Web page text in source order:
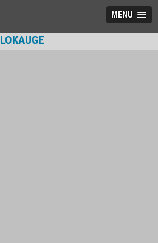
MENU
LOKAUGE